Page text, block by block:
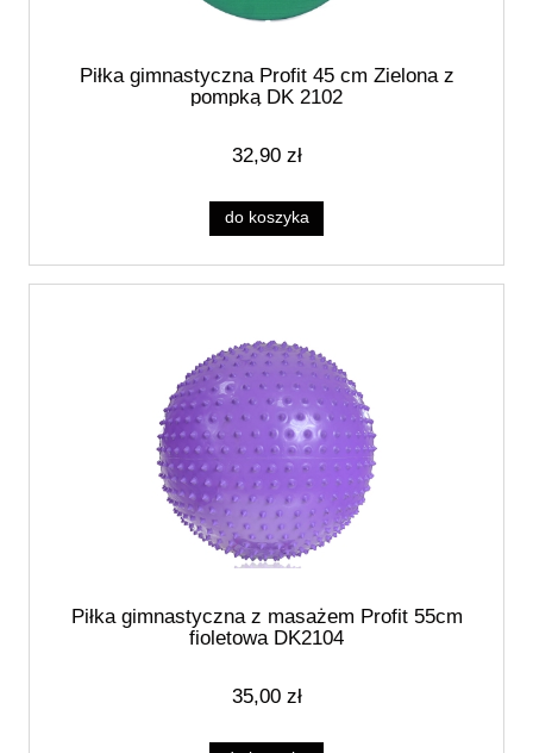
Piłka gimnastyczna Profit 45 cm Zielona z
pompką DK 2102
32,90 zł
do koszyka
Piłka gimnastyczna z masażem Profit 55cm
fioletowa DK2104
35,00 zł